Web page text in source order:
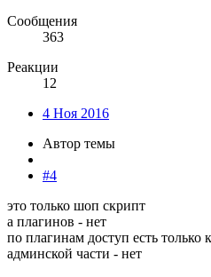
Сообщения
363
Реакции
12
4 Ноя 2016
Автор темы
#4
это только шоп скрипт
а плагинов - нет
по плагинам доступ есть только
админской части - нет